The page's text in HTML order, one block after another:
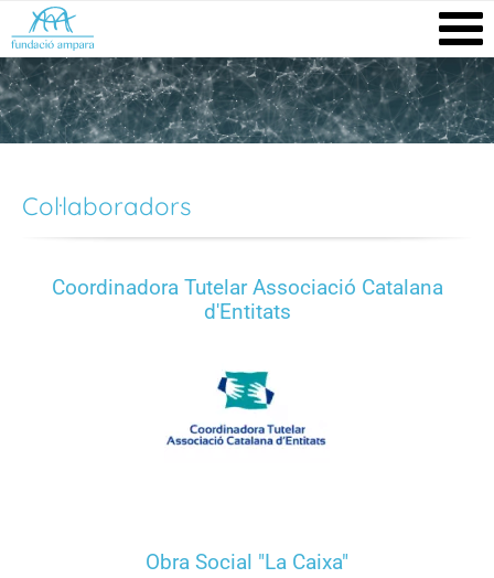
Col·laboradors
Coordinadora Tutelar Associació Catalana
d'Entitats
Obra Social "La Caixa"